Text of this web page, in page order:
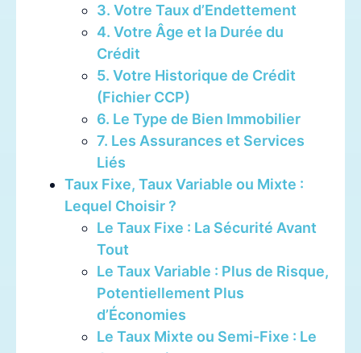
3. Votre Taux d’Endettement
4. Votre Âge et la Durée du
Crédit
5. Votre Historique de Crédit
(Fichier CCP)
6. Le Type de Bien Immobilier
7. Les Assurances et Services
Liés
Taux Fixe, Taux Variable ou Mixte :
Lequel Choisir ?
Le Taux Fixe : La Sécurité Avant
Tout
Le Taux Variable : Plus de Risque,
Potentiellement Plus
d’Économies
Le Taux Mixte ou Semi-Fixe : Le